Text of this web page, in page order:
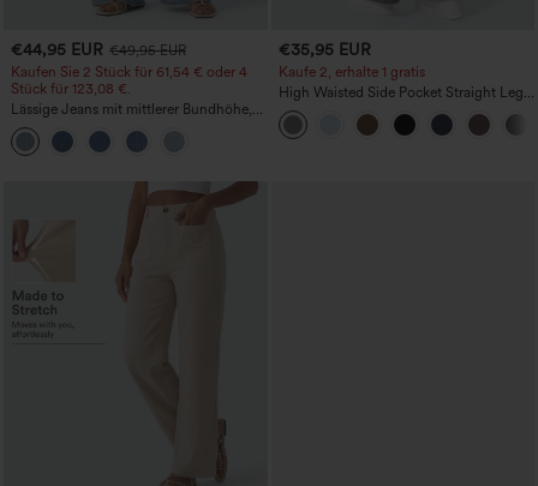
€44,95 EUR €49,95 EUR
Kaufen Sie 2 Stück für 61,54 € oder 4
Stück für 123,08 €.
Lässige Jeans mit mittlerer Bundhöhe,
Kordelzug und Taschen
€35,95 EUR
Kaufe 2, erhalte 1 gratis
High Waisted Side Pocket Straight Leg
Work Pants